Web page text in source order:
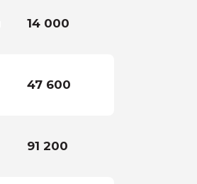
14 000
47 600
91 200